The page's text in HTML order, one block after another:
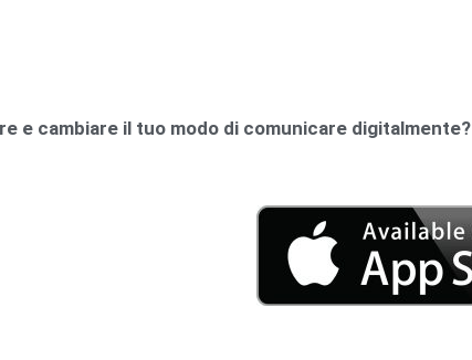
e cambiare il tuo modo di comunicare digitalmente?